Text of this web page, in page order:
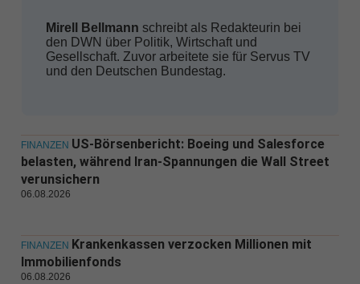
Mirell Bellmann schreibt als Redakteurin bei
den DWN über Politik, Wirtschaft und
Gesellschaft. Zuvor arbeitete sie für Servus TV
und den Deutschen Bundestag.
FINANZEN US-Börsenbericht: Boeing und Salesforce
belasten, während Iran-Spannungen die Wall Street
verunsichern
06.08.2026
FINANZEN Krankenkassen verzocken Millionen mit
Immobilienfonds
06.08.2026